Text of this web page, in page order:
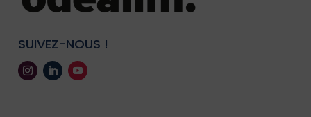
SUIVEZ-NOUS !